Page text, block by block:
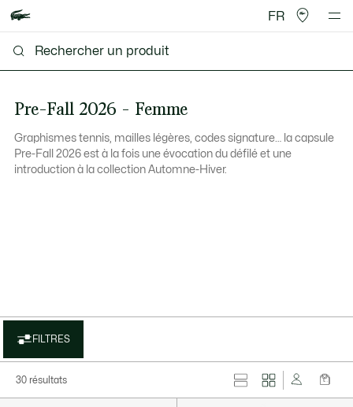
FR
Pre-Fall 2026 - Femme
Graphismes tennis, mailles légères, codes signature… la capsule
Pre-Fall 2026 est à la fois une évocation du défilé et une
introduction à la collection Automne-Hiver.
FILTRES
30 résultats